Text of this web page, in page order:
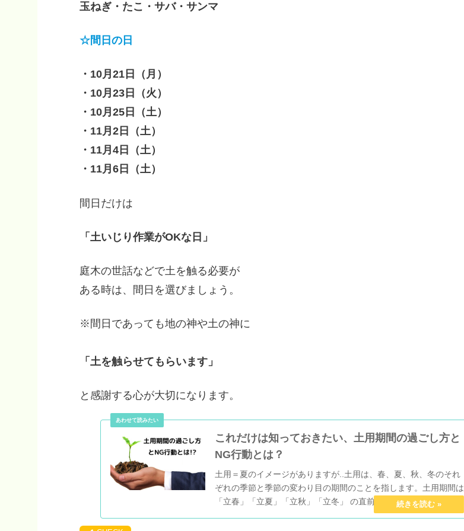
玉ねぎ・たこ・サバ・サンマ
☆間日の日
・10月21日（月）
・10月23日（火）
・10月25日（土）
・11月2日（土）
・11月4日（土）
・11月6日（土）
間日だけは
「土いじり作業がOKな日」
庭木の世話などで土を触る必要が
ある時は、間日を選びましょう。
※間日であっても地の神や土の神に
「土を触らせてもらいます」
と感謝する心が大切になります。
これだけは知っておきたい、土用期間の過ごし方と
NG行動とは？
土用＝夏のイメージがありますが..土用は、春、夏、秋、冬のそれ
ぞれの季節と季節の変わり目の期間のことを指します。土用期間は
「立春」「立夏」「立秋」「立冬」 の直前の約18日間で、年に4回
ありますので18日×4回＝年間約72日間は土用期間ということで